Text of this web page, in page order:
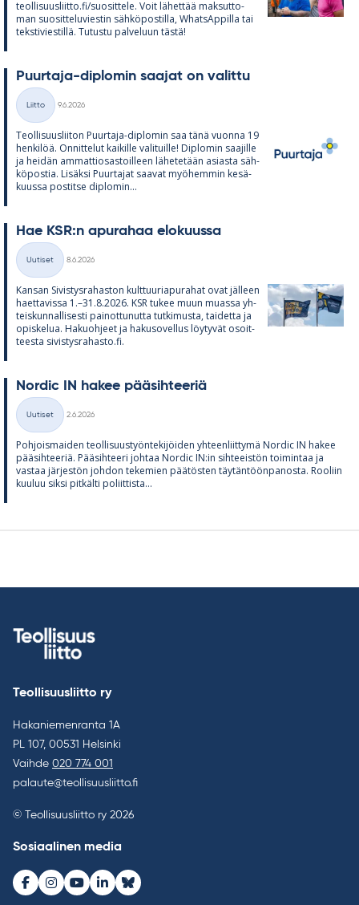
teol­li­suus­liitto.fi/suo­sit­tele. Voit lä­het­tää mak­sut­to­
man suo­sit­te­lu­vies­tin säh­kö­pos­tilla, What­sAp­pilla tai
teks­ti­vies­tillä. Tu­tustu pal­ve­luun tästä!
Puur­taja-diplo­min saa­jat on va­littu
Kategoriat
Liitto
9.6.2026
Teol­li­suus­lii­ton Puur­taja-diplo­min saa tänä vuonna 19
hen­ki­löä. On­nit­te­lut kai­kille va­li­tuille! Diplo­min saa­jille
ja hei­dän am­mat­tio­sas­toil­leen lä­he­te­tään asiasta säh­
kö­pos­tia. Li­säksi Puur­ta­jat saa­vat myö­hem­min ke­sä­
kuussa pos­titse diplo­min...
Hae KSR:n apu­ra­haa elo­kuussa
Kategoriat
Uutiset
8.6.2026
Kan­san Si­vis­tys­ra­has­ton kult­tuu­ria­pu­ra­hat ovat jäl­leen
haet­ta­vissa 1.–31.8.2026. KSR tu­kee muun muassa yh­
teis­kun­nal­li­sesti pai­not­tu­nutta tut­ki­musta, tai­detta ja
opis­ke­lua. Ha­kuoh­jeet ja ha­kuso­vel­lus löy­ty­vät osoit­
teesta si­vis­tys­ra­hasto.fi.
Nor­dic IN ha­kee pää­sih­tee­riä
Kategoriat
Uutiset
2.6.2026
Poh­jois­mai­den teol­li­suus­työn­te­ki­jöi­den yh­teen­liit­tymä Nor­dic IN ha­kee
pää­sih­tee­riä. Pää­sih­teeri joh­taa Nor­dic IN:in sih­tee­is­tön toi­min­taa ja
vas­taa jär­jes­tön joh­don te­ke­mien pää­tös­ten täy­tän­töön­pa­nosta. Roo­liin
kuu­luu siksi pit­kälti po­liit­tista...
Teollisuusliitto ry
Hakaniemenranta 1A
PL 107, 00531 Helsinki
Vaihde 020 774 001
palaute@teollisuusliitto.fi
© Teollisuusliitto ry 2026
Sosiaalinen media
Facebook
Instagram
Youtube
LinkedInBluesky